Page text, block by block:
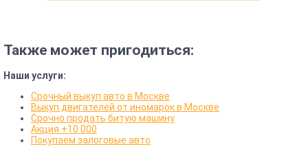
Также может пригодиться:
Наши услуги:
Срочный выкуп авто в Москве
Выкуп двигателей от иномарок в Москве
Срочно продать битую машину
Акция +10 000
Покупаем залоговые авто